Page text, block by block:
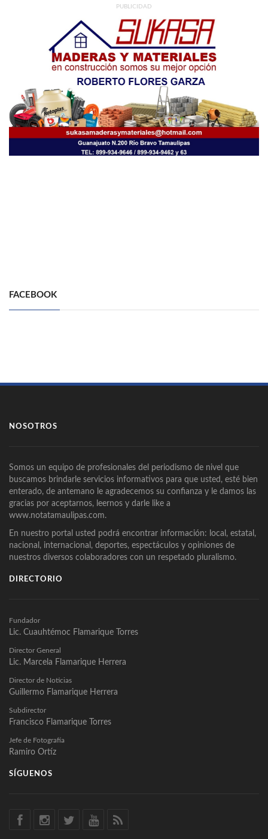
PUBLICIDAD
FACEBOOK
NOSOTROS
Somos un equipo de profesionales del periodismo de nivel que
buscamos brindarle servicios informativos para que usted, esté bien
enterado, de antemano le agradecemos su confianza y le damos las
gracias por aceptarnos, leernos y darle like a
www.notatamaulipas.com.
En nuestro portal usted podrá encontrar información: local, estatal,
nacional, internacional, deportes, espectáculos y opiniones de
nuestros diversos colaboradores con un respetado pluralismo.
DIRECTORIO
Fundador
Lic. Cuauhtémoc Flamarique Torres
Director General
Lic. Marcela Flamarique Herrera
Director de Noticias
Guillermo Flamarique Herrera
Subdirector
Francisco Flamarique Torres
Jefe de Fotografía
Ramiro Ortíz
SÍGUENOS